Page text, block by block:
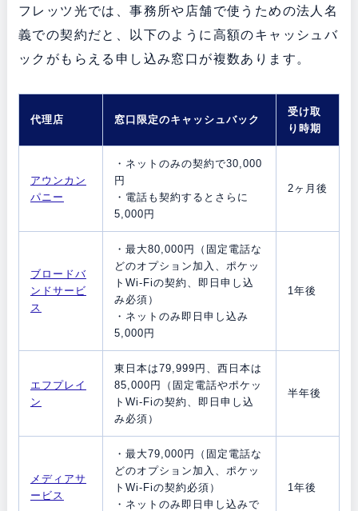
フレッツ光では、事務所や店舗で使うための法人名
義での契約だと、以下のように高額のキャッシュバ
ックがもらえる申し込み窓口が複数あります。
代理店 窓口限定のキャッシュバック
受け取
り時期
アウンカン
パニー
・ネットのみの契約で30,000
円
・電話も契約するとさらに
5,000円
2ヶ月後
ブロードバ
ンドサービ
ス
・最大80,000円（固定電話な
どのオプション加入、ポケッ
トWi-Fiの契約、即日申し込
み必須）
・ネットのみ即日申し込み
5,000円
1年後
エフプレイ
ン
東日本は79,999円、西日本は
85,000円（固定電話やポケッ
トWi-Fiの契約、即日申し込
み必須）
半年後
メディアサ
ービス
・最大79,000円（固定電話な
どのオプション加入、ポケッ
トWi-Fiの契約必須）
・ネットのみ即日申し込みで
1年後